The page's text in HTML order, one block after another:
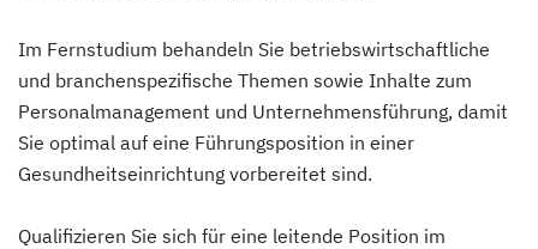
Im Fernstudium behandeln Sie betriebswirtschaftliche
und branchenspezifische Themen sowie Inhalte zum
Personalmanagement und Unternehmensführung, damit
Sie optimal auf eine Führungsposition in einer
Gesundheitseinrichtung vorbereitet sind.
Qualifizieren Sie sich für eine leitende Position im